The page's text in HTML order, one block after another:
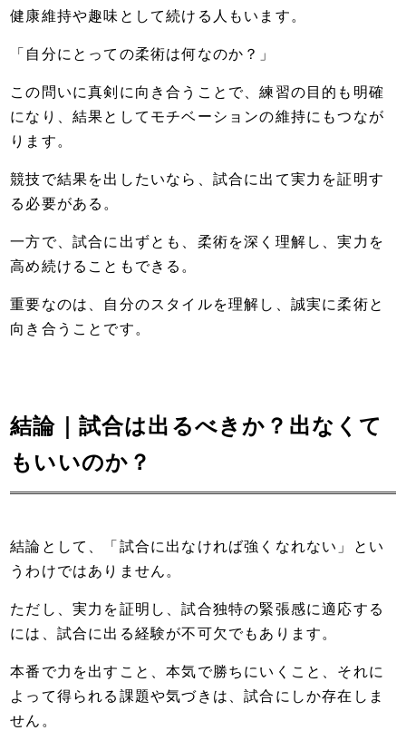
健康維持や趣味として続ける人もいます。
「自分にとっての柔術は何なのか？」
この問いに真剣に向き合うことで、練習の目的も明確
になり、結果としてモチベーションの維持にもつなが
ります。
競技で結果を出したいなら、試合に出て実力を証明す
る必要がある。
一方で、試合に出ずとも、柔術を深く理解し、実力を
高め続けることもできる。
重要なのは、自分のスタイルを理解し、誠実に柔術と
向き合うことです。
結論｜試合は出るべきか？出なくて
もいいのか？
結論として、「試合に出なければ強くなれない」とい
うわけではありません。
ただし、実力を証明し、試合独特の緊張感に適応する
には、試合に出る経験が不可欠でもあります。
本番で力を出すこと、本気で勝ちにいくこと、それに
よって得られる課題や気づきは、試合にしか存在しま
せん。